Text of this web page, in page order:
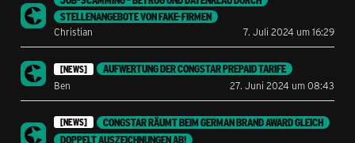
STELLENANGEBOTE VON FAKE-FIRMEN
Christian
7. Juli 2024 um 16:29
[NEWS]
AUFWERTUNG DER CONGSTAR PREPAID TARIFE
Ben
27. Juni 2024 um 08:43
[NEWS]
CONGSTAR RÄUMT BEIM GERMAN BRAND AWARD GLEICH
DOPPELT AUSZEICHNUNGEN AB!